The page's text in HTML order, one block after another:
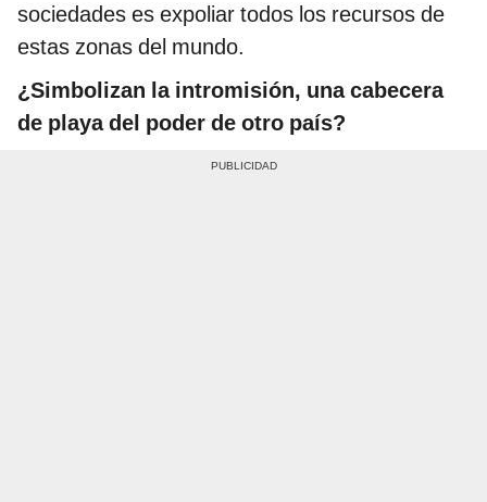
sociedades es expoliar todos los recursos de
estas zonas del mundo.
¿Simbolizan la intromisión, una cabecera
de playa del poder de otro país?